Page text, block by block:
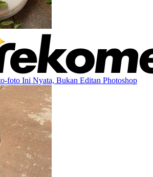
foto Ini Nyata, Bukan Editan Photoshop